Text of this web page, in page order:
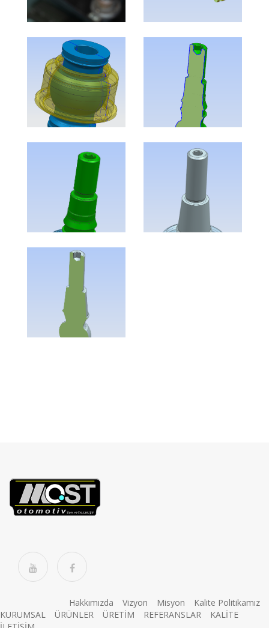
Hakkımızda Vizyon Misyon
Kalite Politikamız
KURUMSAL (current)
ÜRÜNLER (current)
ÜRETİM (current)
REFERANSLAR (current)
KALİTE